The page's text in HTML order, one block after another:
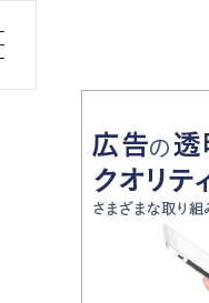
トップ
ユーザーの声